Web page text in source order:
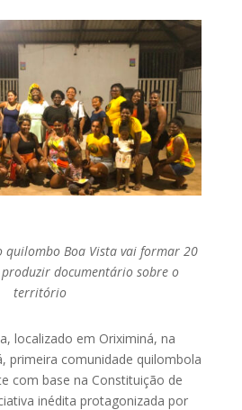
Boa Vista vai formar 20
documentário sobre o
território
localizado em Oriximiná, na
primeira comunidade quilombola
com base na Constituição de
inédita protagonizada por